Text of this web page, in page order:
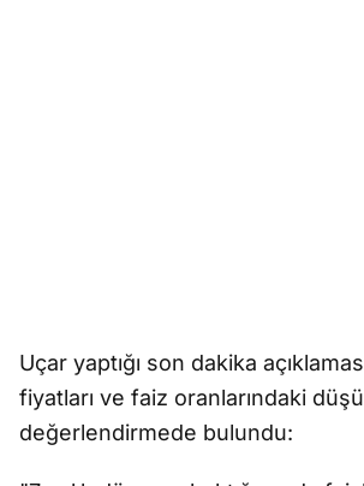
Uçar yaptığı son dakika
fiyatları ve faiz oranlarındaki
değerlendirmede bulundu: